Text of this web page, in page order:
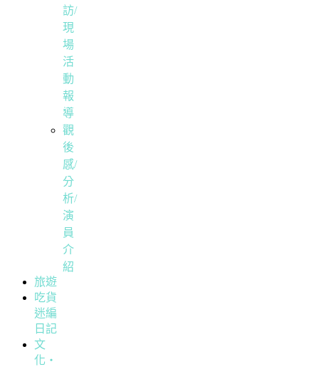
訪/
現
場
活
動
報
導
觀
後
感/
分
析/
演
員
介
紹
旅遊
吃貨
迷編
日記
文
化・